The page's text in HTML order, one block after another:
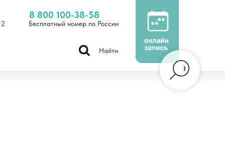
8 800 100-38-58
Бесплатный номер по России
Найти